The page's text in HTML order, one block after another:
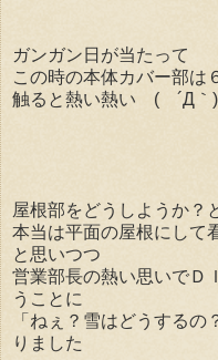
ガンガン日が当たって
この時の本体カバー部は
触ると熱い熱い ( ´Д｀)
屋根部をどうしようか？
本当は平面の屋根にして
と思いつつ
営業部長の熱い思いでＤ
うことに
「ねぇ？雪はどうする
りました